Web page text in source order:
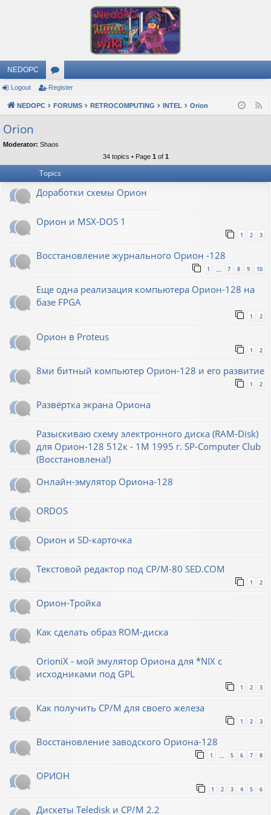
NEDOPC
or
u
s
Logout Register
NEDOPC FORUMS RETROCOMPUTING INTEL Orion
Orion
Moderator: Shaos
34 topics • Page 1 of 1
Topics
Доработки схемы Орион
Орион и MSX-DOS 1
1 2 3
Восстановление журнального Орион -128
1 … 7 8 9 10
Еще одна реализация компьютера Орион-128 на
базе FPGA
1 2
Орион в Proteus
1 2
8ми битный компьютер Орион-128 и его развитие
1 2
Развёртка экрана Ориона
Разыскиваю схему электронного диска (RAM-Disk)
для Орион-128 512к - 1М 1995 г. SP-Computer Club
(Восстановлена!)
Онлайн-эмулятор Ориона-128
ORDOS
Орион и SD-карточка
Текстовой редактор под CP/M-80 SED.COM
1 2
Орион-Тройка
Как сделать образ ROM-диска
OrioniX - мой эмулятор Ориона для *NIX с
исходниками под GPL
1 2 3
Как получить CP/M для своего железа
1 2 3
Восстановление заводского Ориона-128
1 … 5 6 7 8
ОРИОН
1 2 3 4 5 6
Дискеты Teledisk и CP/M 2.2